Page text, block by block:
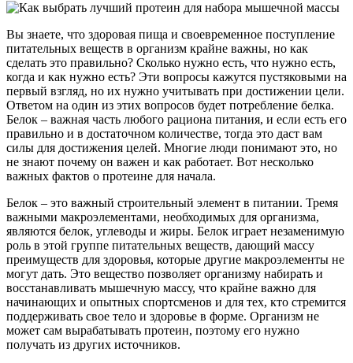
Вы знаете, что здоровая пища и своевременное поступление
питательных веществ в организм крайне важны, но как
сделать это правильно? Сколько нужно есть, что нужно есть,
когда и как нужно есть? Эти вопросы кажутся пустяковыми на
первый взгляд, но их нужно учитывать при достижении цели.
Ответом на один из этих вопросов будет потребление белка.
Белок – важная часть любого рациона питания, и если есть его
правильно и в достаточном количестве, тогда это даст вам
силы для достижения целей. Многие люди понимают это, но
не знают почему он важен и как работает. Вот несколько
важных фактов о протеине для начала.
Белок – это важный строительный элемент в питании. Тремя
важными макроэлементами, необходимых для организма,
являются белок, углеводы и жиры. Белок играет незаменимую
роль в этой группе питательных веществ, дающий массу
преимуществ для здоровья, которые другие макроэлементы не
могут дать. Это вещество позволяет организму набирать и
восстанавливать мышечную массу, что крайне важно для
начинающих и опытных спортсменов и для тех, кто стремится
поддерживать свое тело и здоровье в форме. Организм не
может сам вырабатывать протеин, поэтому его нужно
получать из других источников.